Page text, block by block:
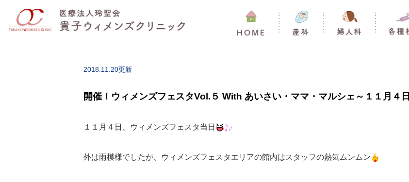
2018.11.20更新
開催！ウィメンズフェスタVol.５ With あいさい・ママ・マルシェ～１１月４日
１１月４日、ウィメンズフェスタ当日
外は雨模様でしたが、ウィメンズフェスタエリアの館内はスタッフの熱気ムンムン